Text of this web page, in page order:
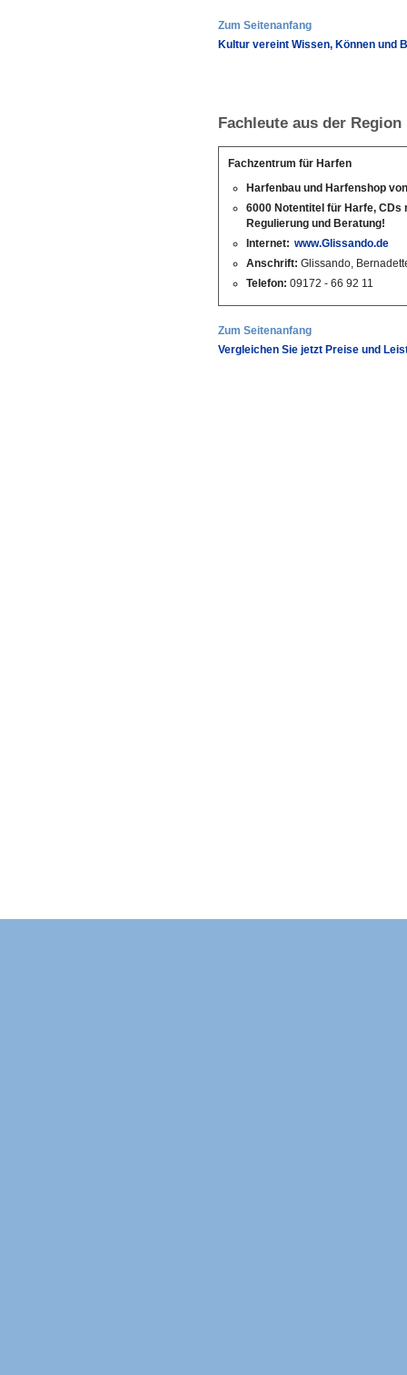
Zum Seitenanfang
Kultur vereint Wissen, Können und
Fachleute aus der Region
Fachzentrum für Harfen
Harfenbau und Harfenshop
6000 Notentitel für Harfe,
Regulierung und Beratung!
Internet: www.Glissando.de
Anschrift: Glissando,
Telefon: 09172 - 66 92 11
Zum Seitenanfang
Vergleichen Sie jetzt Preise und